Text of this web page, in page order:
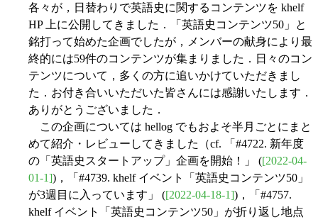
各々が，日替わりで英語史に関するコンテンツを khelf
HP 上に公開してきました．「英語史コンテンツ50」と
銘打って始めた企画でしたが，メンバーの献身により最
終的には59件のコンテンツが集まりました．日々のコン
テンツについて，多くの方に追いかけていただきまし
た．お付き合いいただいた皆さんには感謝いたします．
ありがとうございました．
この企画については hellog でもおよそ半月ごとにまと
めて紹介・レビューしてきました（cf. 「#4722. 新年度
の「英語史スタートアップ」企画を開始！」 ([2022-04-
01-1])，「#4739. khelf イベント「英語史コンテンツ50」
が3週目に入っています」 ([2022-04-18-1])，「#4757.
khelf イベント「英語史コンテンツ50」が折り返し地点